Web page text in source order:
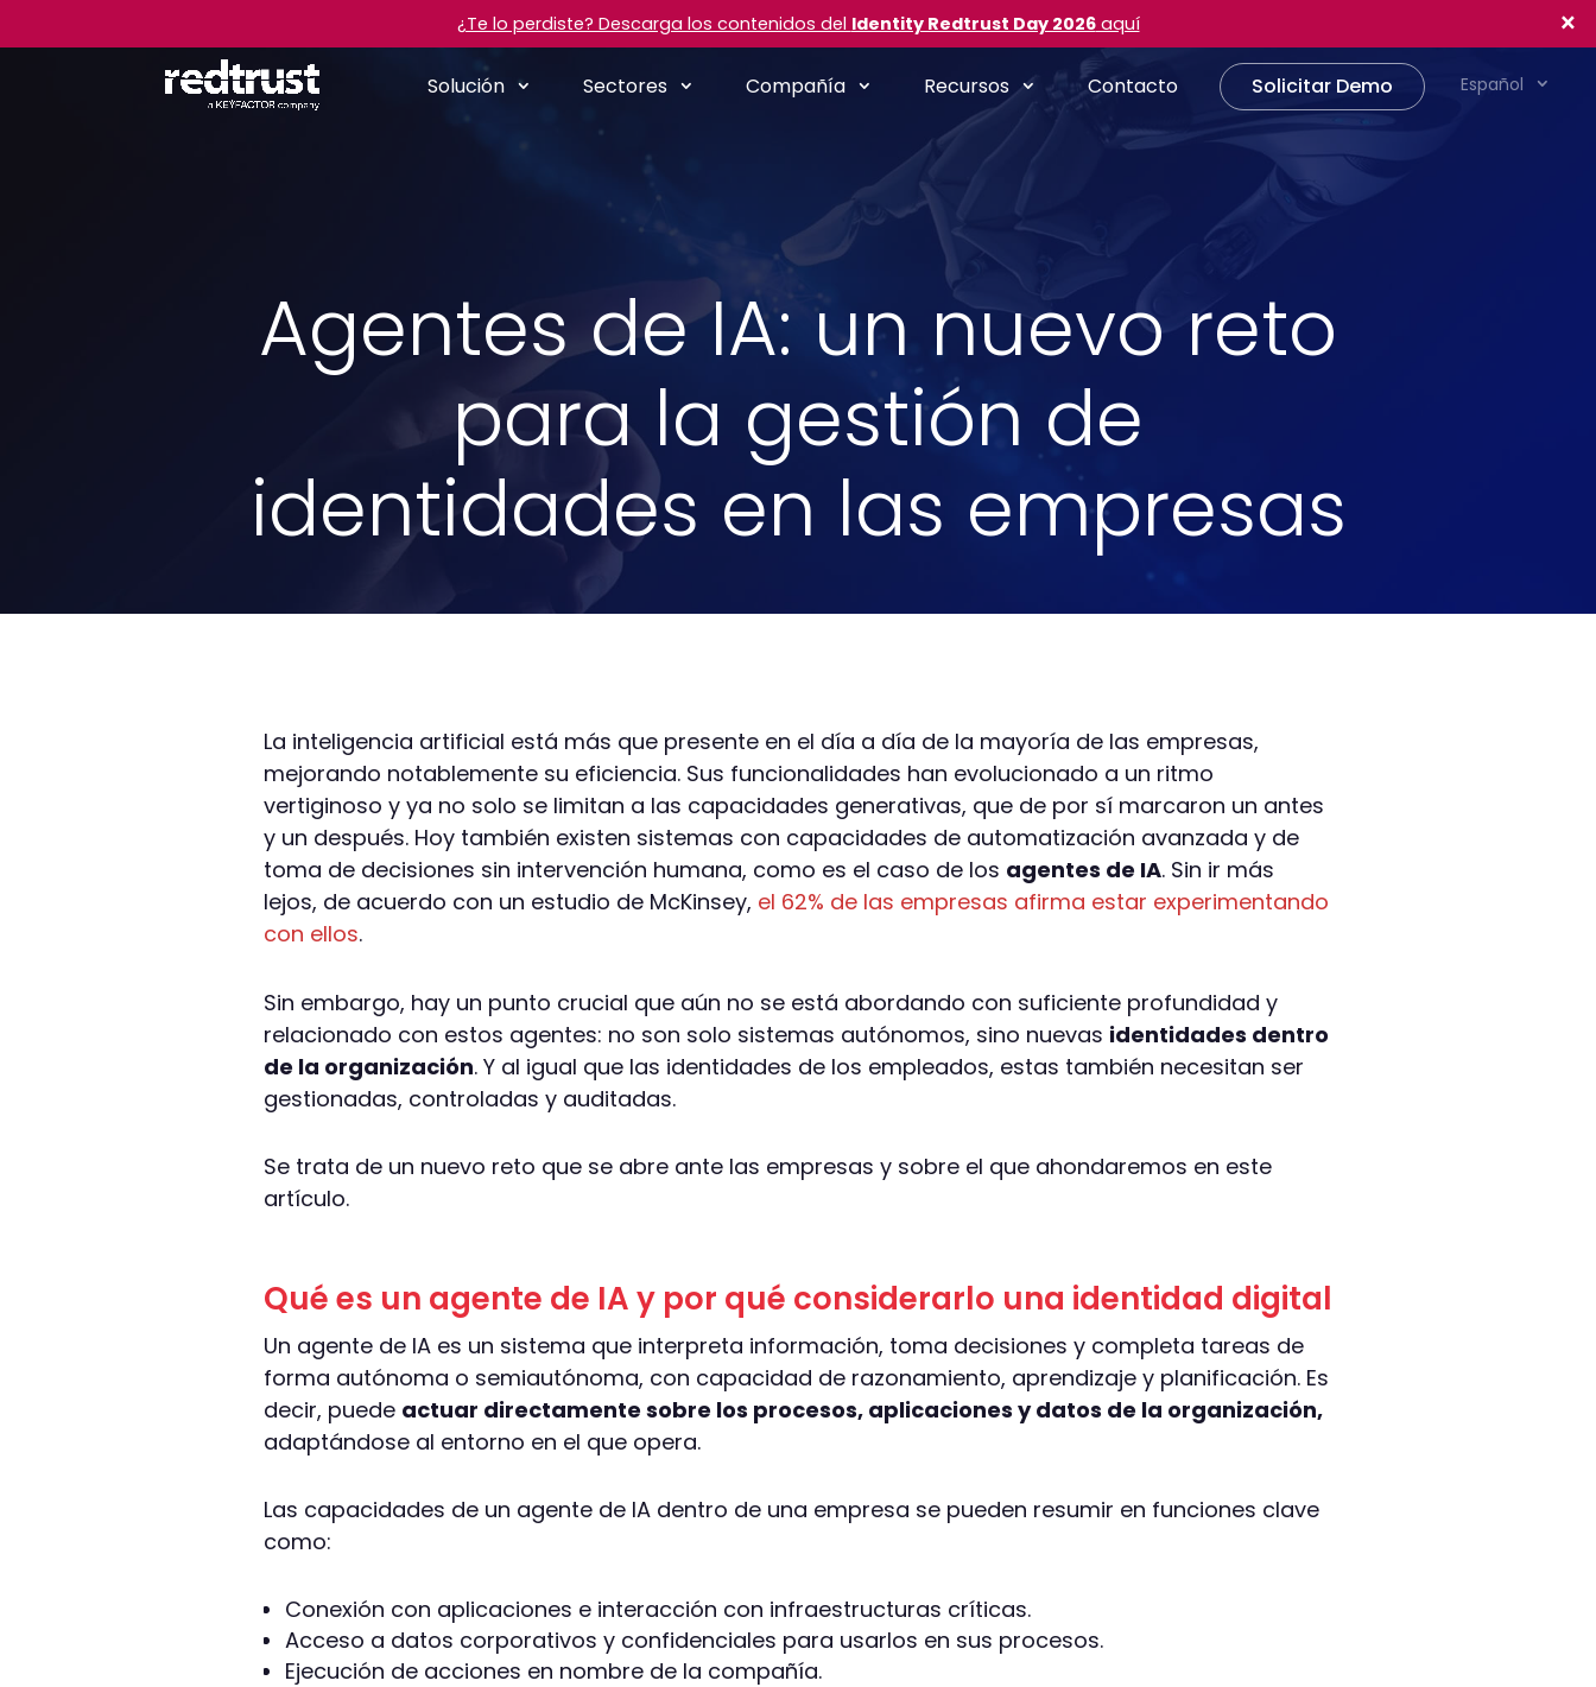
Español
Solución Sectores Compañía Recursos Contacto Solicitar Demo
Agentes de IA: un nuevo reto
para la gestión de
identidades en las empresas
La inteligencia artificial está más que presente en el día a día de la mayoría de las empresas,
mejorando notablemente su eficiencia. Sus funcionalidades han evolucionado a un ritmo
vertiginoso y ya no solo se limitan a las capacidades generativas, que de por sí marcaron un antes
y un después. Hoy también existen sistemas con capacidades de automatización avanzada y de
toma de decisiones sin intervención humana, como es el caso de los agentes de IA. Sin ir más
lejos, de acuerdo con un estudio de McKinsey, el 62% de las empresas afirma estar experimentando
con ellos.
Sin embargo, hay un punto crucial que aún no se está abordando con suficiente profundidad y
relacionado con estos agentes: no son solo sistemas autónomos, sino nuevas identidades dentro
de la organización. Y al igual que las identidades de los empleados, estas también necesitan ser
gestionadas, controladas y auditadas.
Se trata de un nuevo reto que se abre ante las empresas y sobre el que ahondaremos en este
artículo.
Qué es un agente de IA y por qué considerarlo una identidad digital
Un agente de IA es un sistema que interpreta información, toma decisiones y completa tareas de
forma autónoma o semiautónoma, con capacidad de razonamiento, aprendizaje y planificación. Es
decir, puede actuar directamente sobre los procesos, aplicaciones y datos de la organización,
adaptándose al entorno en el que opera.
Las capacidades de un agente de IA dentro de una empresa se pueden resumir en funciones clave
como:
Conexión con aplicaciones e interacción con infraestructuras críticas.
Acceso a datos corporativos y confidenciales para usarlos en sus procesos.
Ejecución de acciones en nombre de la compañía.
¿Te lo perdiste? Descarga los contenidos del Identity Redtrust Day 2026aquí ×